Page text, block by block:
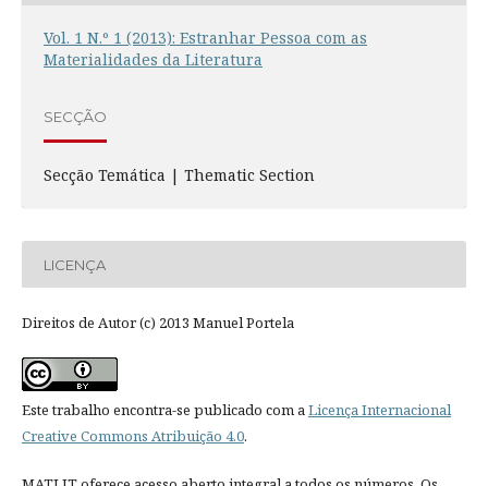
Vol. 1 N.º 1 (2013): Estranhar Pessoa com as
Materialidades da Literatura
SECÇÃO
Secção Temática | Thematic Section
LICENÇA
Direitos de Autor (c) 2013 Manuel Portela
Este trabalho encontra-se publicado com aLicença Internacional
Creative Commons Atribuição 4.0.